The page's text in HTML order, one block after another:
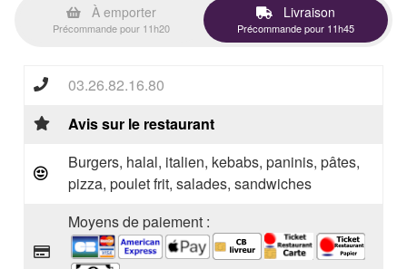
À emporter
Précommande pour 11h20
Livraison
Précommande pour 11h45
03.26.82.16.80
Avis sur le restaurant
Burgers, halal, italien, kebabs, paninis, pâtes,
pizza, poulet frit, salades, sandwiches
Moyens de paiement :